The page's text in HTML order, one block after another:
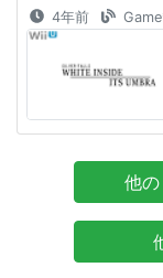
4年前
他の